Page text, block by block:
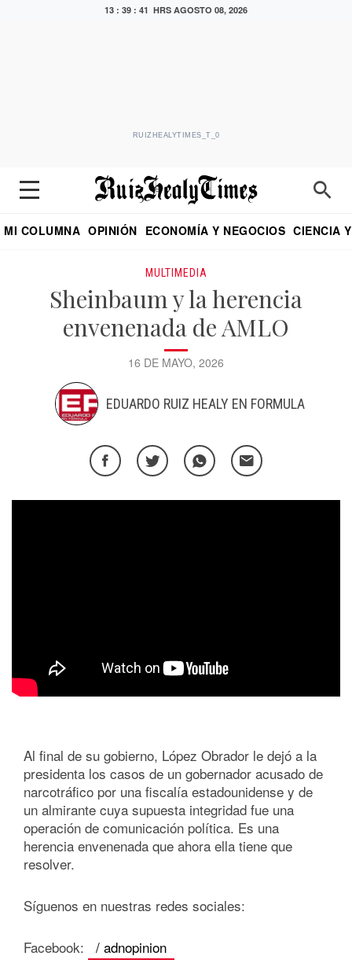
13 : 39 : 42 HRS AGOSTO 08, 2026
RUIZHEALYTIMES_T_0
MI COLUMNA OPINIÓN ECONOMÍA Y NEGOCIOS CIENCIA
MULTIMEDIA
Sheinbaum y la herencia
envenenada de AMLO
16 DE MAYO, 2026
EDUARDO RUIZ HEALY EN FORMULA
Al final de su gobierno, López Obrador le dejó a la
presidenta los casos de un gobernador acusado de
narcotráfico por una fiscalía estadounidense y de
un almirante cuya supuesta integridad fue una
operación de comunicación política. Es una
herencia envenenada que ahora ella tiene que
resolver.
Síguenos en nuestras redes sociales:
Facebook: / adnopinion